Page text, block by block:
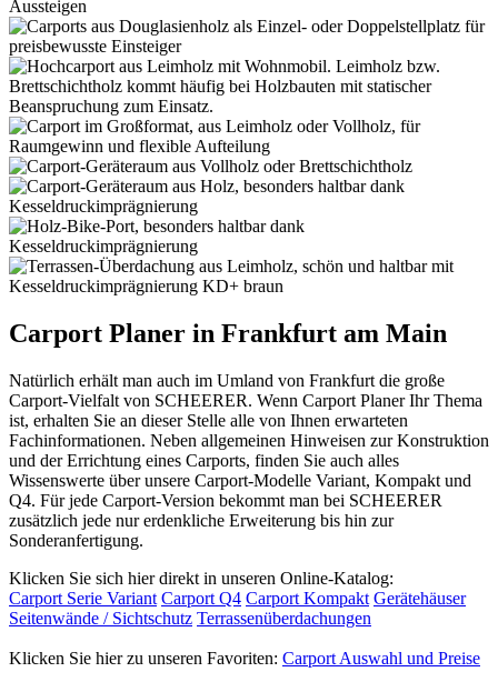
Carport Planer in Frankfurt am Main
Natürlich erhält man auch im Umland von Frankfurt die große
Carport-Vielfalt von SCHEERER. Wenn Carport Planer Ihr Thema
ist, erhalten Sie an dieser Stelle alle von Ihnen erwarteten
Fachinformationen. Neben allgemeinen Hinweisen zur Konstruktion
und der Errichtung eines Carports, finden Sie auch alles
Wissenswerte über unsere Carport-Modelle Variant, Kompakt und
Q4. Für jede Carport-Version bekommt man bei SCHEERER
zusätzlich jede nur erdenkliche Erweiterung bis hin zur
Sonderanfertigung.
Klicken Sie sich hier direkt in unseren Online-Katalog:
Carport Serie Variant Carport Q4 Carport Kompakt Gerätehäuser
Seitenwände / Sichtschutz Terrassenüberdachungen
Klicken Sie hier zu unseren Favoriten: Carport Auswahl und Preise